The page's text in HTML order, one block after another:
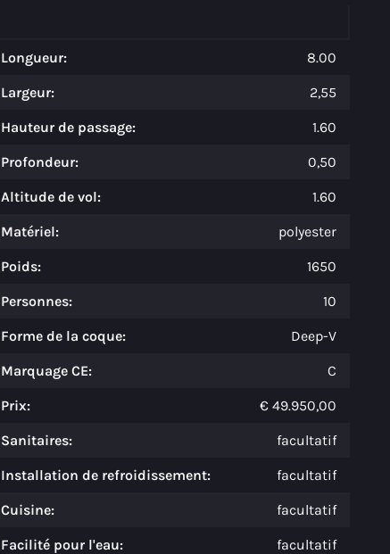
Longueur: 8.00
Largeur: 2,55
Hauteur de passage: 1.60
Profondeur: 0,50
Altitude de vol: 1.60
Matériel: polyester
Poids: 1650
Personnes: 10
Forme de la coque: Deep-V
Marquage CE: C
Prix: € 49.950,00
Sanitaires: facultatif
Installation de refroidissement: facultatif
Cuisine: facultatif
Facilité pour l'eau: facultatif